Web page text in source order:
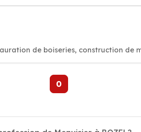
de boiseries, construction de
0